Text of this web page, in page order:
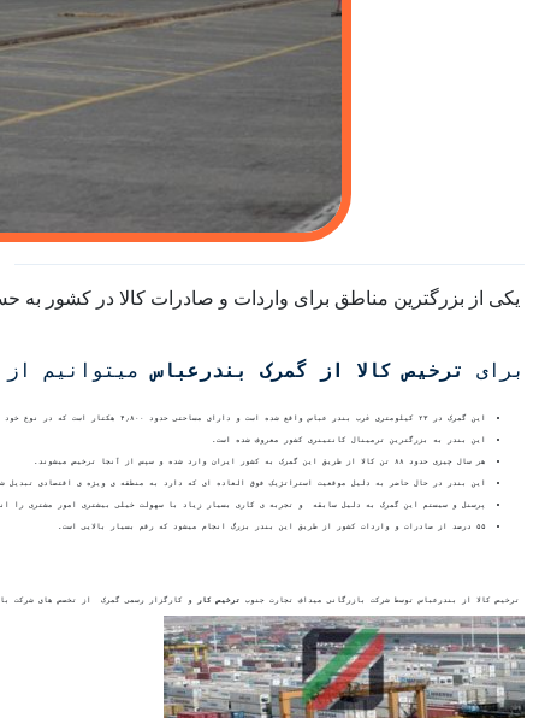
یکی از بزرگترین مناطق برای واردات و صادرات کالا در کشور
برای ترخیص کالا از گمرک بندرعباس میتوانیم از
این گمرک در ۲۳ کیلومتری غرب بندر عباس واقع شده است و دارای مساحتی حدود ۴٫۸۰۰ هکتار است که در نوع خود بی نظیر است.
این بندر به بزرگترین ترمینال کانتینری کشور معروف شده است.
هر سال چیزی حدود ۸۸ تن کالا از طریق این گمرک به کشور ایران وارد شده و سپس از آنجا ترخیص میشوند.
این بندر در حال حاضر به دلیل موقعیت استراتژیک فوق العاده ای که دارد به منطقه ی ویژه ی اقتصادی تبدیل
پرسنل و سیستم این گمرک به دلیل سابقه  و تجربه ی کاری بسیار زیاد با سهولت خیلی بیشتری امور مشتری را
۵۵ درصد از صادرات و واردات کشور از طریق این بندر بزرگ انجام میشود که رقم بسیار بالایی است.
ترخیص کالا از بندرعباس توسط شرکت بازرگانی میداف تجارت جنوب ترخیص کار و کارگزار رسمی گمرک  از تخصص های شرکت